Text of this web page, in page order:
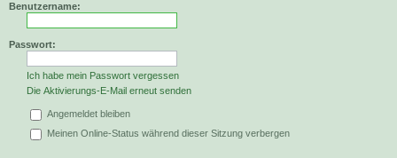
Benutzername:
Passwort:
Ich habe mein Passwort vergessen
Die Aktivierungs-E-Mail erneut senden
Angemeldet bleiben
Meinen Online-Status während dieser Sitzung verbergen